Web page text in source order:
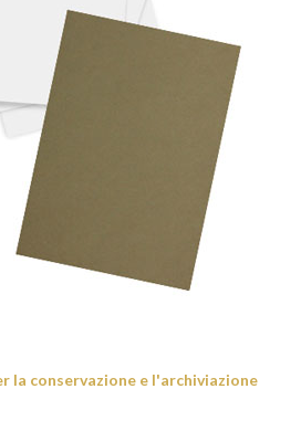
la conservazione e l'archiviazione